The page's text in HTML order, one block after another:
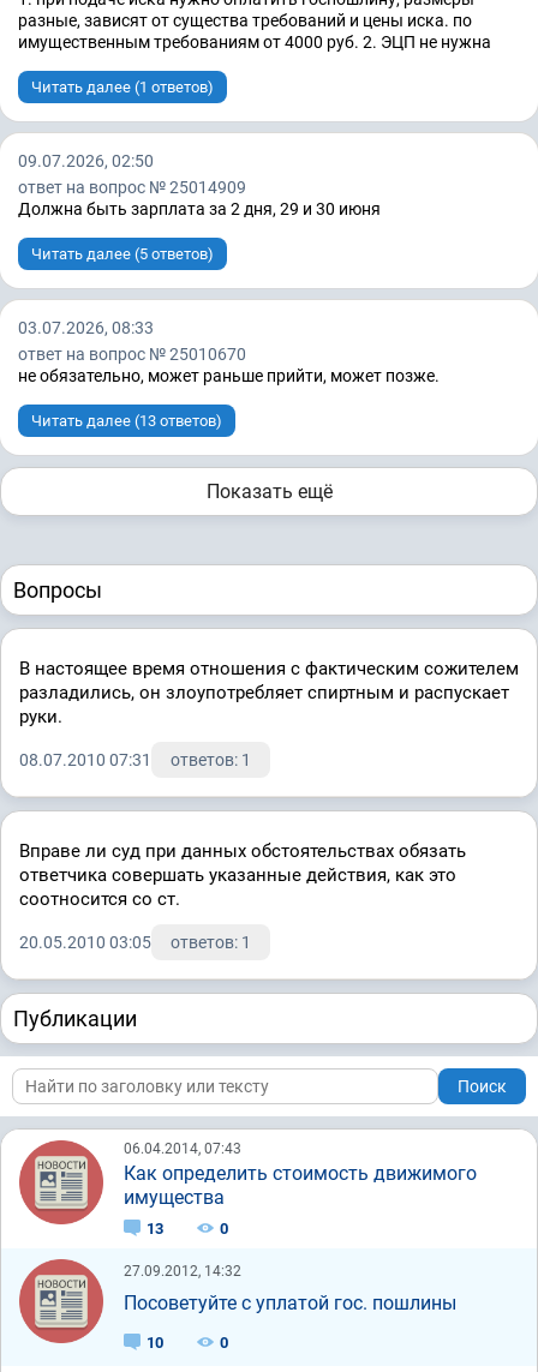
разные, зависят от существа требований и цены иска. по
имущественным требованиям от 4000 руб. 2. ЭЦП не нужна
Читать далее (1 ответов)
09.07.2026, 02:50
ответ на вопрос № 25014909
Должна быть зарплата за 2 дня, 29 и 30 июня
Читать далее (5 ответов)
03.07.2026, 08:33
ответ на вопрос № 25010670
не обязательно, может раньше прийти, может позже.
Читать далее (13 ответов)
Показать ещё
Вопросы
В настоящее время отношения с фактическим сожителем
разладились, он злоупотребляет спиртным и распускает
руки.
08.07.2010 07:31 ответов: 1
Вправе ли суд при данных обстоятельствах обязать
ответчика совершать указанные действия, как это
соотносится со ст.
20.05.2010 03:05 ответов: 1
Публикации
Поиск
06.04.2014, 07:43
Как определить стоимость движимого
имущества
13 0
27.09.2012, 14:32
Посоветуйте с уплатой гос. пошлины
10 0